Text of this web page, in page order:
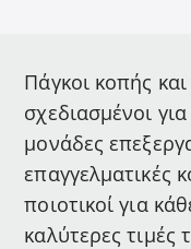
Πάγκοι κοπής
σχεδιασμένοι
μονάδες
επαγγελματικές
ποιοτικοί για
καλύτερες τιμές